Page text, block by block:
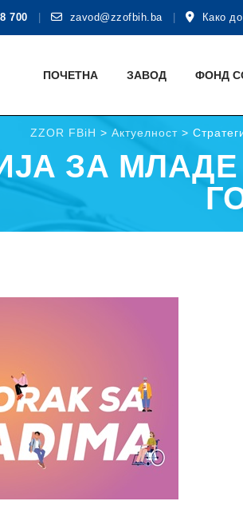
700 zavod@zzofbih.ba Како
content
ПОЧЕТНА ЗАВОД ФОНД
ZZOR FBiH > Актуелност>
ЗА